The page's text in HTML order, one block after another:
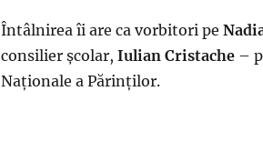
Întâlnirea îi are ca vorbitori pe
consilier școlar, Iulian Cristache –
Naționale a Părinților.